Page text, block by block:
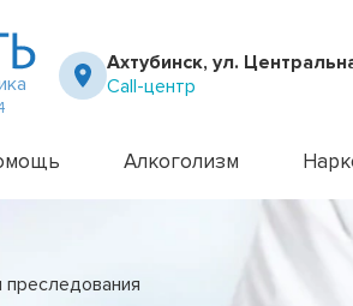
Ахтубинск, ул.
Call-центр
Алкоголизм
Амбулаторное лечение
Капельница от запоя